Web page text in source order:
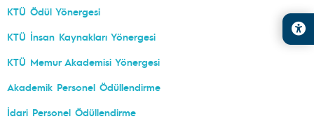
KTÜ Ödül Yönergesi
KTÜ İnsan Kaynakları Yönergesi
KTÜ Memur Akademisi Yönergesi
Akademik Personel Ödüllendirme
İdari Personel Ödüllendirme